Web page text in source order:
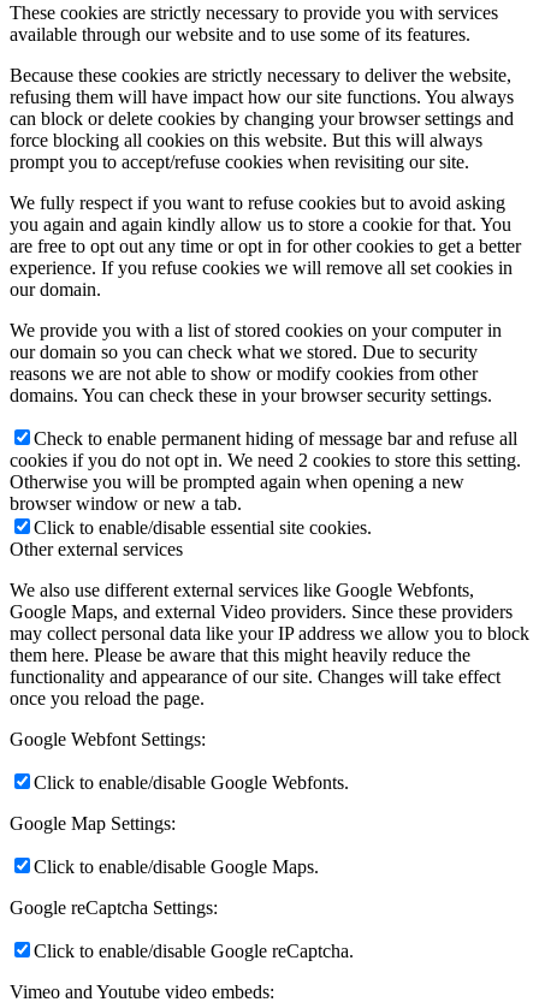
These cookies are strictly necessary to provide you with services
available through our website and to use some of its features.
Because these cookies are strictly necessary to deliver the website,
refusing them will have impact how our site functions. You always
can block or delete cookies by changing your browser settings and
force blocking all cookies on this website. But this will always
prompt you to accept/refuse cookies when revisiting our site.
We fully respect if you want to refuse cookies but to avoid asking
you again and again kindly allow us to store a cookie for that. You
are free to opt out any time or opt in for other cookies to get a better
experience. If you refuse cookies we will remove all set cookies in
our domain.
We provide you with a list of stored cookies on your computer in
our domain so you can check what we stored. Due to security
reasons we are not able to show or modify cookies from other
domains. You can check these in your browser security settings.
Check to enable permanent hiding of message bar and refuse all
cookies if you do not opt in. We need 2 cookies to store this setting.
Otherwise you will be prompted again when opening a new
browser window or new a tab.
Click to enable/disable essential site cookies.
Other external services
We also use different external services like Google Webfonts,
Google Maps, and external Video providers. Since these providers
may collect personal data like your IP address we allow you to block
them here. Please be aware that this might heavily reduce the
functionality and appearance of our site. Changes will take effect
once you reload the page.
Google Webfont Settings:
Click to enable/disable Google Webfonts.
Google Map Settings:
Click to enable/disable Google Maps.
Google reCaptcha Settings:
Click to enable/disable Google reCaptcha.
Vimeo and Youtube video embeds: